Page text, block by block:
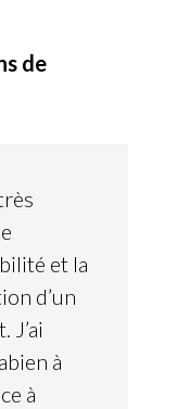
de
et la
d’un
J’ai
à
à